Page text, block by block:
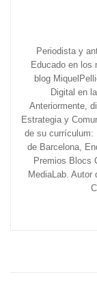
Periodista y
Educado en los
blog
Digital en
Anteriormente,
Estrategia y
de su currículum:
de Barcelona,
Premios Blocs
MediaLab.